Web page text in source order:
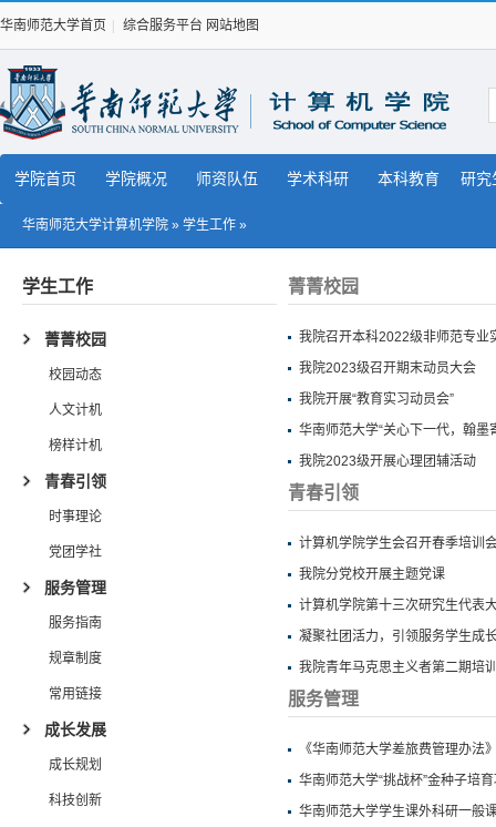
华南师范大学首页 综合服务平台 网站地图
学院首页 学院概况 师资队伍 学术科研 本科教育 研究
华南师范大学计算机学院 » 学生工作 »
学生工作
菁菁校园
校园动态
人文计机
榜样计机
青春引领
时事理论
党团学社
服务管理
服务指南
规章制度
常用链接
成长发展
成长规划
科技创新
菁菁校园
我院召开本科2022级非师范专业
我院2023级召开期末动员大会
我院开展“教育实习动员会”
华南师范大学“关心下一代，翰
我院2023级开展心理团辅活动
青春引领
计算机学院学生会召开春季培训
我院分党校开展主题党课
计算机学院第十三次研究生代表
凝聚社团活力，引领服务学生
我院青年马克思主义者第二期培
服务管理
《华南师范大学差旅费管理办法
华南师范大学“挑战杯”金种子培
华南师范大学学生课外科研一般